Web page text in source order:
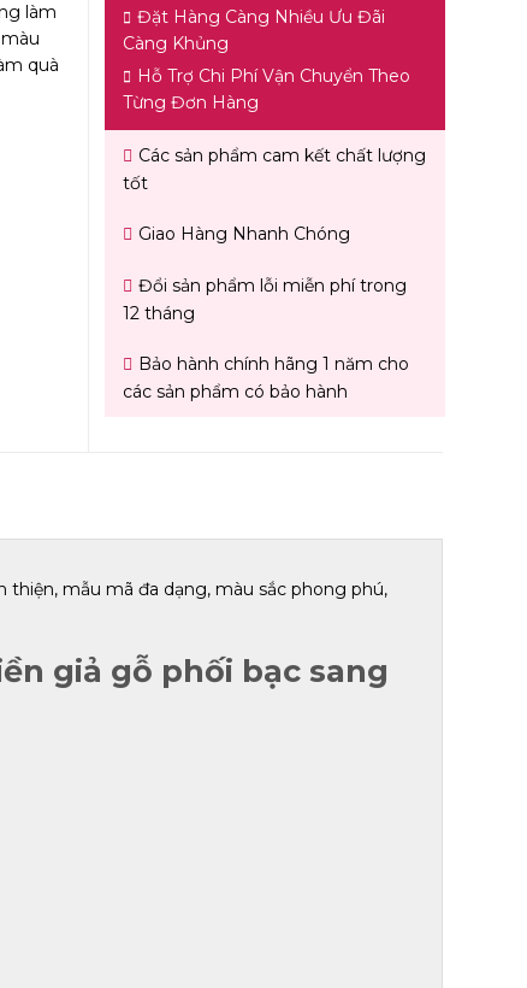
làm
quà
Đặt Hàng Càng Nhiều Ưu Đãi
Càng Khủng
Hỗ Trợ Chi Phí Vận Chuyển Theo
Từng Đơn Hàng
Các sản phẩm cam kết chất lượng
tốt
Giao Hàng Nhanh Chóng
Đổi sản phẩm lỗi miễn phí trong
12 tháng
Bảo hành chính hãng 1 năm cho
các sản phẩm có bảo hành
mẫu mã đa dạng, màu sắc phong phú,
giả gỗ phối bạc sang